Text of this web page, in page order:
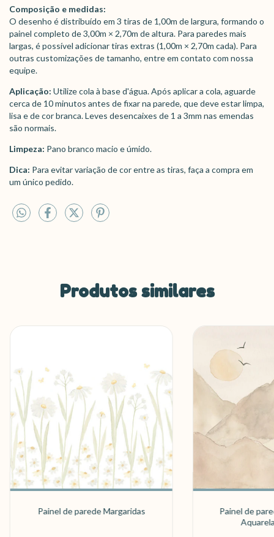
Composição e medidas:
O desenho é distribuído em 3 tiras de 1,00m de largura, formando o
painel completo de 3,00m × 2,70m de altura. Para paredes mais
largas, é possível adicionar tiras extras (1,00m × 2,70m cada). Para
outras customizações de tamanho, entre em contato com nossa
equipe.
Aplicação: Utilize cola à base d'água. Após aplicar a cola, aguarde
cerca de 10 minutos antes de fixar na parede, que deve estar limpa,
lisa e de cor branca. Leves desencaixes de 1 a 3mm nas emendas
são normais.
Limpeza: Pano branco macio e úmido.
Dica: Para evitar variação de cor entre as tiras, faça a compra em
um único pedido.
Produtos similares
Painel de parede Margaridas
Painel de